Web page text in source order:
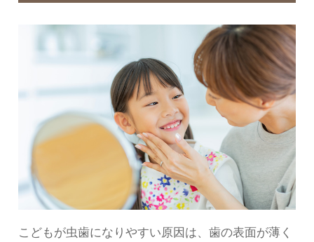
こどもが虫歯になりやすい原因は、歯の表面が薄く